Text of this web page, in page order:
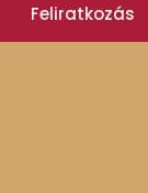
Feliratkozás